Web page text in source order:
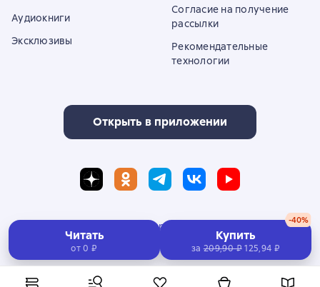
Читать
от 0 ₽
-40%
Купить
за 209,90 ₽ 125,94 ₽
Аудиокниги
Эксклюзивы
Согласие на получение
рассылки
Рекомендательные
технологии
Открыть в приложении
Полная версия сайта